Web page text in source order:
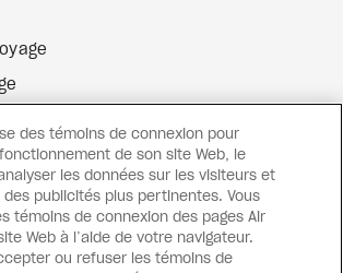
vol
Site Web externe
FacebookInstagram
Pinterest
des témoins de connexion pour
de son site Web, le
les données sur les visiteurs et
publicités plus pertinentes. Vous
témoins de connexion des pages Air
Web à l’aide de votre navigateur.
ou refuser les témoins de